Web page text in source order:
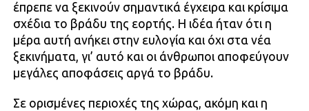
έπρεπε να ξεκινούν σημαντικά έγχειρα και κρίσιμα
σχέδια το βράδυ της εορτής. Η ιδέα ήταν ότι η
μέρα αυτή ανήκει στην ευλογία και όχι στα νέα
ξεκινήματα, γι’ αυτό και οι άνθρωποι αποφεύγουν
μεγάλες αποφάσεις αργά το βράδυ.
Σε ορισμένες περιοχές της χώρας, ακόμη και η